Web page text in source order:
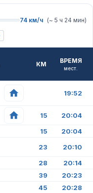
74 км/ч (~ 5 ч 24 мин)
КМ ВРЕМЯ
мест.
19:52
15 20:04
15 20:04
23 20:10
28 20:14
39 20:23
45 20:28